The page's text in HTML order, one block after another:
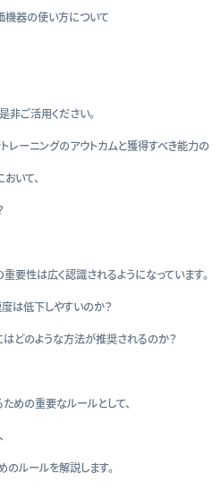
機器の使い方について
ご活用ください。
ニングのアウトカムと獲得すべき能力の
いて、
要性は広く認識されるようになっています。
は低下しやすいのか？
どのような方法が推奨されるのか？
めの重要なルールとして、
ルールを解説します。